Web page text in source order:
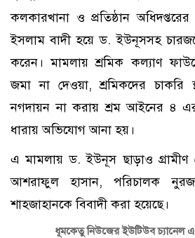
কলকারখানা ও প্রতিষ্ঠান
ইসলাম বাদী হয়ে ড. ইউনূসসহ
করেন। মামলায় শ্রমিক কল্যাণ
জমা না দেওয়া, শ্রমিকদের চাকরি
নগদায়ন না করায় শ্রম আইনের ৪
ধারায় অভিযোগ আনা হয়।
এ মামলায় ড. ইউনূস ছাড়াও
আশরাফুল হাসান, পরিচালক
শাহজাহানকে বিবাদী করা হয়েছে।
ধূমকেতু নিউজের ইউটিউব চ্যানেল